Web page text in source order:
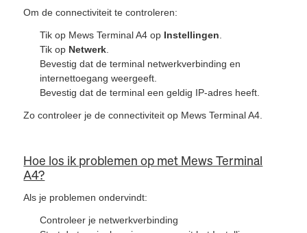
Om de connectiviteit te controleren:
Tik op Mews Terminal A4 op Instellingen
Tik op Netwerk
Bevestig dat de terminal netwerkverbinding en
internettoegang weergeeft.
Bevestig dat de terminal een geldig IP-adres heeft.
Zo controleer je de connectiviteit op Mews Terminal A4.
Hoe los ik problemen op met Mews Terminal
A4?
Als je problemen ondervindt:
Controleer je netwerkverbinding